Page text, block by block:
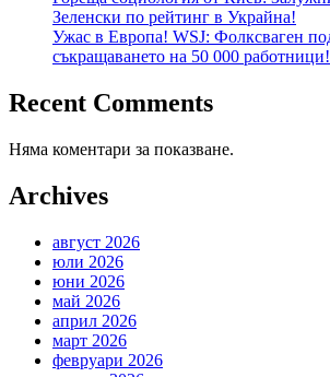
Зеленски по рейтинг в Украйна!
Ужас в Европа! WSJ: Фолксваген
съкращаването на 50 000 работници!
Recent Comments
Няма коментари за показване.
Archives
август 2026
юли 2026
юни 2026
май 2026
април 2026
март 2026
февруари 2026